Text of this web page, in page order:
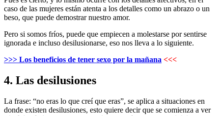
caso de las mujeres están atenta a los detalles como un abrazo o un
beso, que puede demostrar nuestro amor.
Pero si somos fríos, puede que empiecen a molestarse por sentirse
ignorada e incluso desilusionarse, eso nos lleva a lo siguiente.
>>> Los beneficios de tener sexo por la mañana <<<
4. Las desilusiones
La frase: “no eras lo que creí que eras”, se aplica a situaciones en
donde existen desilusiones, esto quiere decir que se comienza a ver